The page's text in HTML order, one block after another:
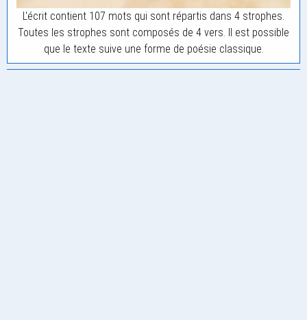
L'écrit contient 107 mots qui sont répartis dans 4 strophes.
Toutes les strophes sont composés de 4 vers. Il est possible
que le texte suive une forme de poésie classique.